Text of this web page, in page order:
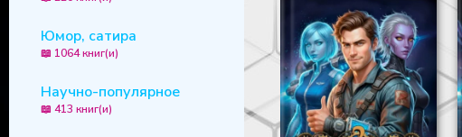
Юмор, сатира
📖 1064 книг(и)
Научно-популярное
📖 413 книг(и)